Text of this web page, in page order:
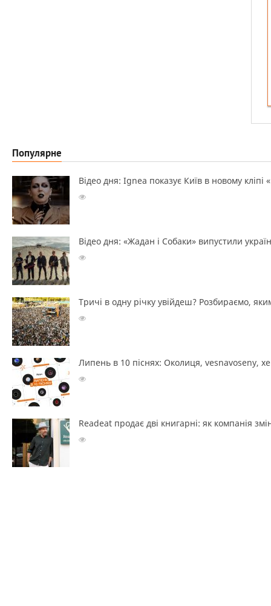
Популярне
Відео дня: Ignea показує Київ в новому кліпі
Відео дня: «Жадан і Собаки» випустили
Тричі в одну річку увійдеш? Розбираємо,
Липень в 10 піснях: Околиця, vesnavoseny,
Readeat продає дві книгарні: як компанія